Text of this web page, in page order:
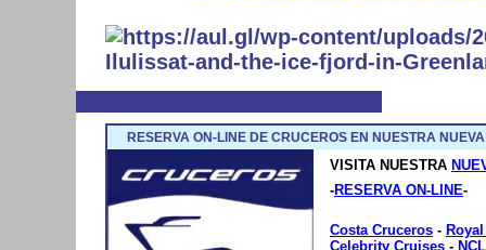
RESERVA ON-LINE DE CRUCEROS EN NUESTRA
VISITA NUESTRA
-RESERVA ON-LINE-
Costa Cruceros -
Celebrity Cruises - NCL